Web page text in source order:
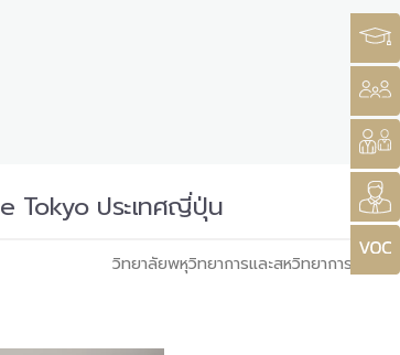
Tokyo ประเทศญี่ปุ่น
วิทยาลัยพหุวิทยาการและสหวิทยาการ